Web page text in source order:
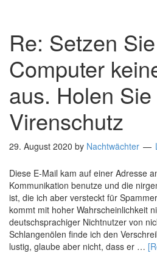
Re: Setzen
Computer
aus. Holen
Virenschutz
29. August 2020 by Nachtwächter
Diese E-Mail kam auf einer Adresse
Kommunikation benutze und die
ist, die ich aber versteckt für
kommt mit hoher Wahrscheinlichkeit
deutschsprachiger Nichtnutzer von
Schlangenölen finde ich den
lustig, glaube aber nicht, dass er …